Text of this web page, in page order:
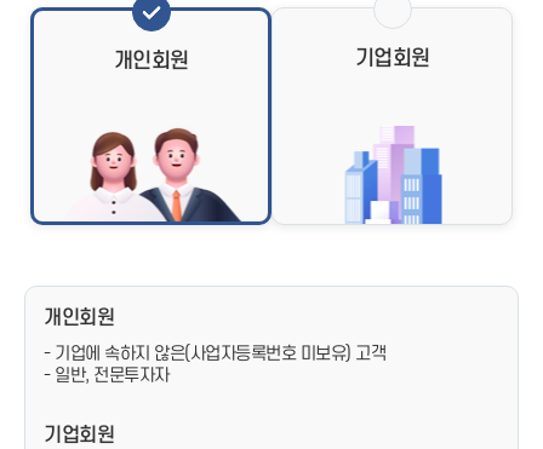
개인회원 기업회원
개인회원
- 기업에 속하지 않은(사업자등록번호 미보유) 고객
- 일반, 전문투자자
기업회원